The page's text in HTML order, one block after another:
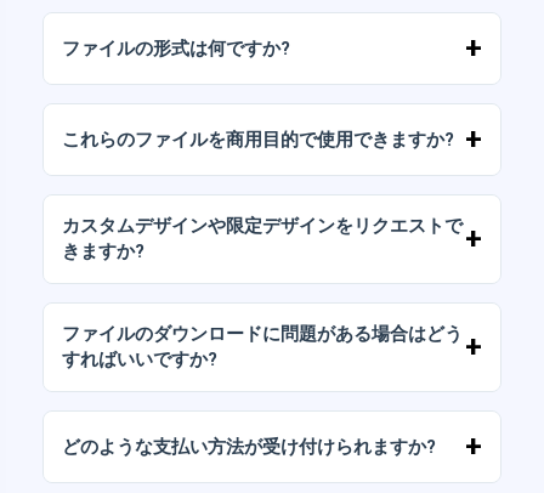
イルをダウンロードできます。
ファイルの形式は何ですか?
パッケージには、AIまたはPDFファイルも含ま
れています。
これらのファイルを商用目的で使用できますか?
（変更せずに）再販しないことを条件として、
個人ライセンスと商用ライセンスが含まれてい
ます。
カスタムデザインや限定デザインをリクエストで
きますか?
ます。お気軽にお問い合わせいただき、ご希望
をお伝えください。
ファイルのダウンロードに問題がある場合はどう
すればいいですか?
さい。追加料金なしでファイルの回復をお手伝
いいたします。
どのような支払い方法が受け付けられますか?